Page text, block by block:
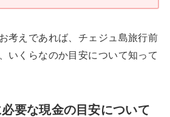
考えであれば、チェジュ島旅行前
いくらなのか目安について知って
要な現金の目安について